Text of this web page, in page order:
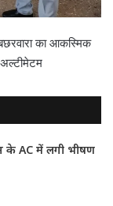
का आकस्मिक
अल्टीमेटम
के AC में लगी भीषण